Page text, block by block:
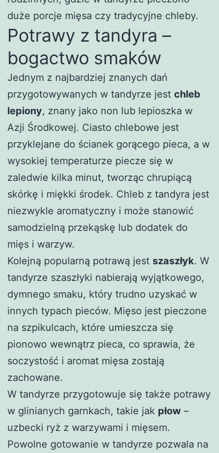
duże porcje mięsa czy tradycyjne chleby.
Potrawy z tandyra –
bogactwo smaków
Jednym z najbardziej znanych dań
przygotowywanych w tandyrze jest chleb
lepiony, znany jako non lub lepioszka w
Azji Środkowej. Ciasto chlebowe jest
przyklejane do ścianek gorącego pieca, a w
wysokiej temperaturze piecze się w
zaledwie kilka minut, tworząc chrupiącą
skórkę i miękki środek. Chleb z tandyra jest
niezwykle aromatyczny i może stanowić
samodzielną przekąskę lub dodatek do
mięs i warzyw.
Kolejną popularną potrawą jest szaszłyk. W
tandyrze szaszłyki nabierają wyjątkowego,
dymnego smaku, który trudno uzyskać w
innych typach pieców. Mięso jest pieczone
na szpikulcach, które umieszcza się
pionowo wewnątrz pieca, co sprawia, że
soczystość i aromat mięsa zostają
zachowane.
W tandyrze przygotowuje się także potrawy
w glinianych garnkach, takie jak płow –
uzbecki ryż z warzywami i mięsem.
Powolne gotowanie w tandyrze pozwala na